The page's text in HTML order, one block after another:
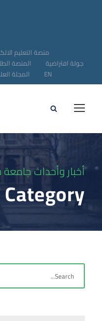
منصة التعليم
المنصة
جولة افتراضية
المجلة
EN
أخبار وأحداث جامعة
Category